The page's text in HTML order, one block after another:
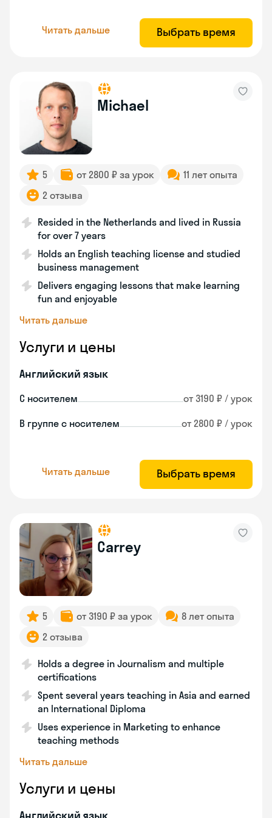
Читать дальше Выбрать время
Michael
5 от 2800 ₽ за урок
11 лет опыта
2 отзыва
Resided in the Netherlands and lived in Russia
for over 7 years
Holds an English teaching license and studied
business management
Delivers engaging lessons that make learning
fun and enjoyable
Читать дальше
Услуги и цены
Английский язык
С носителем от 3190 ₽ / урок
В группе с носителем от 2800 ₽ / урок
Читать дальше Выбрать время
Carrey
5 от 3190 ₽ за урок
8 лет опыта
2 отзыва
Holds a degree in Journalism and multiple
certifications
Spent several years teaching in Asia and earned
an International Diploma
Uses experience in Marketing to enhance
teaching methods
Читать дальше
Услуги и цены